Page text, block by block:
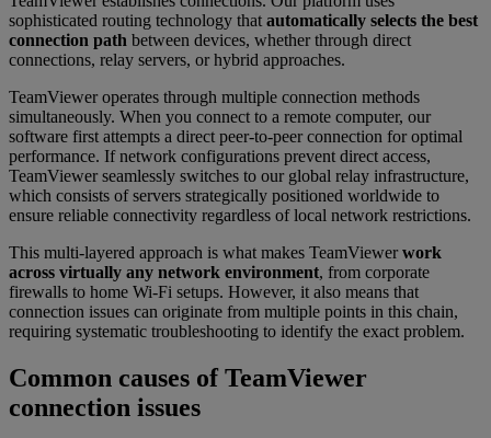
sophisticated routing technology that automatically selects the best
connection path between devices, whether through direct
connections, relay servers, or hybrid approaches.
TeamViewer operates through multiple connection methods
simultaneously. When you connect to a remote computer, our
software first attempts a direct peer-to-peer connection for optimal
performance. If network configurations prevent direct access,
TeamViewer seamlessly switches to our global relay infrastructure,
which consists of servers strategically positioned worldwide to
ensure reliable connectivity regardless of local network restrictions.
This multi-layered approach is what makes TeamViewerwork
across virtually any network environment, from corporate
firewalls to home Wi-Fi setups. However, it also means that
connection issues can originate from multiple points in this chain,
requiring systematic troubleshooting to identify the exact problem.
Common causes of TeamViewer
connection issues